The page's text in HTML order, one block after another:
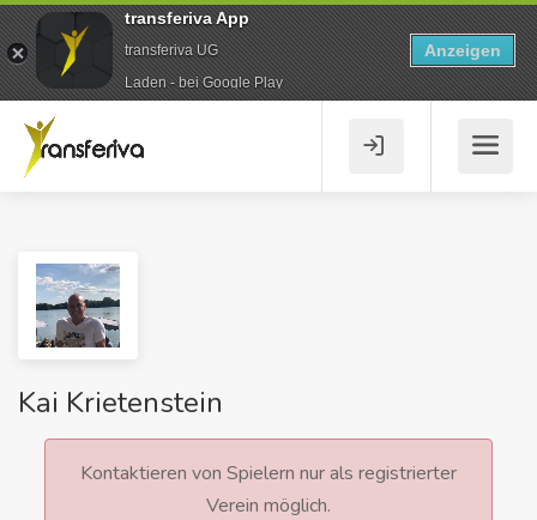
Kai Krietenstein
Kontaktieren von Spielern nur als registrierter
Verein möglich.
transferiva App
transferiva UG
Laden - bei Google Play
Anzeigen